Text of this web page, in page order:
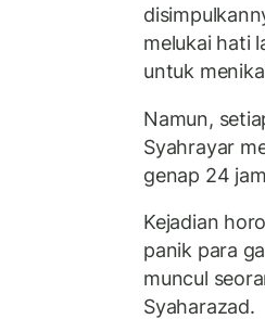
melukai hati
untuk
Namun,
Syahrayar
genap 24
Kejadian
panik para
muncul
Syaharazad.